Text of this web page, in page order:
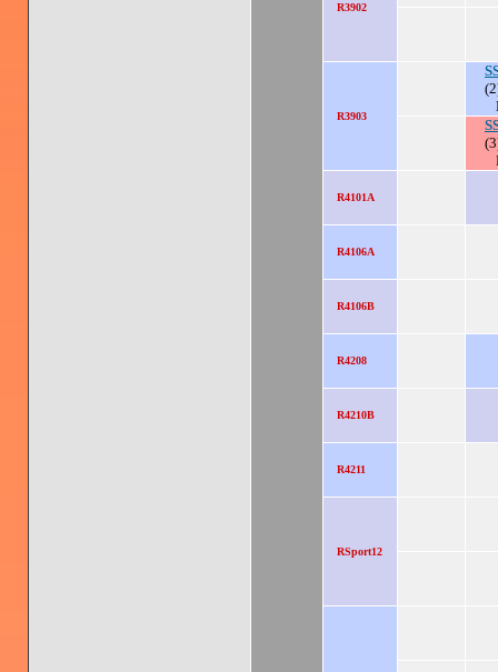
R3902
R3903
R4101A
R4106A
R4106B
R4208
R4210B
R4211
RSport12